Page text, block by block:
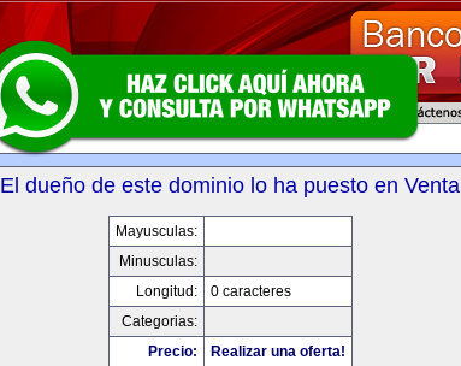
El dueño de este dominio lo ha puesto en Venta
Mayusculas:
Minusculas:
Longitud:
0 caracteres
Categorias:
Precio:
Realizar una oferta!